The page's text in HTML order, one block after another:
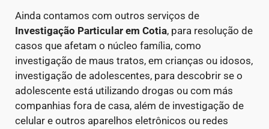
Ainda contamos com outros serviços de
Investigação Particular em Cotia, para resolução de
casos que afetam o núcleo família, como
investigação de maus tratos, em crianças ou idosos,
investigação de adolescentes, para descobrir se o
adolescente está utilizando drogas ou com más
companhias fora de casa, além de investigação de
celular e outros aparelhos eletrônicos ou redes